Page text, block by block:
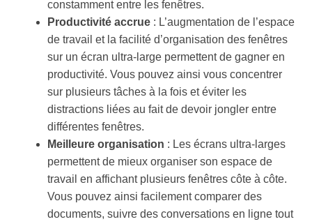
constamment entre les fenêtres.
Productivité accrue : L’augmentation de l’espace
de travail et la facilité d’organisation des fenêtres
sur un écran ultra-large permettent de gagner en
productivité. Vous pouvez ainsi vous concentrer
sur plusieurs tâches à la fois et éviter les
distractions liées au fait de devoir jongler entre
différentes fenêtres.
Meilleure organisation : Les écrans ultra-larges
permettent de mieux organiser son espace de
travail en affichant plusieurs fenêtres côte à côte.
Vous pouvez ainsi facilement comparer des
documents, suivre des conversations en ligne tout